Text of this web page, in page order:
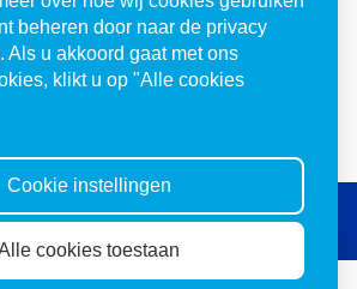
ons op sociale media
beheren door naar de privacy
Als u akkoord gaat met ons
klikt u op "Alle cookies
Cookie instellingen
cookies toestaan